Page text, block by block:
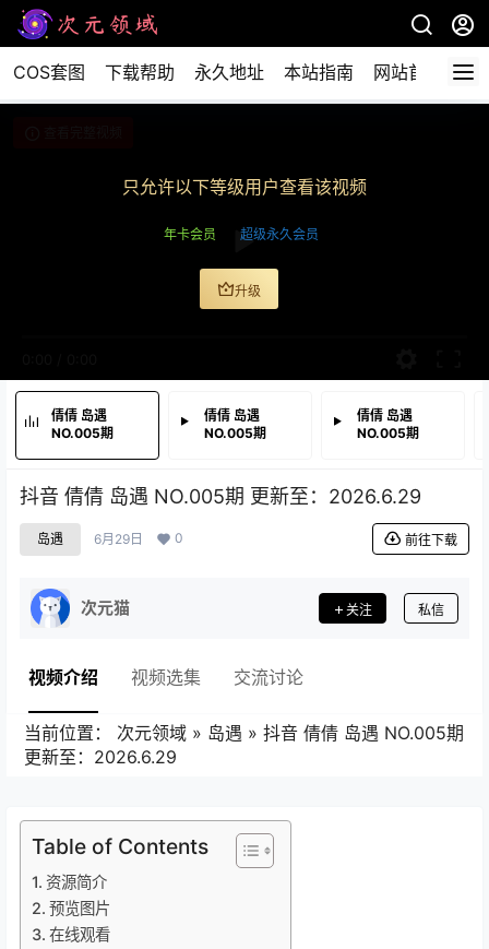
COS套图 下载帮助 永久地址 本站指南 网站首页
只允许以下等级用户查看该视频
年卡会员 超级永久会员
升级
倩倩 岛遇
NO.005期
倩倩 岛遇
NO.005期
倩倩 岛遇
NO.005期
抖音 倩倩 岛遇 NO.005期 更新至：2026.6.29
岛遇 6月29日 0 前往下载
次元猫 关注 私信
视频介绍 视频选集 交流讨论
当前位置： 次元领域 » 岛遇 » 抖音 倩倩 岛遇 NO.005期
更新至：2026.6.29
Table of Contents
资源简介
预览图片
在线观看